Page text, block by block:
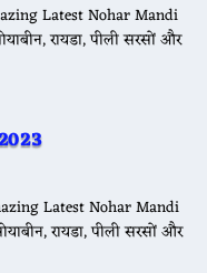
Latest Nohar Mandi
रायडा, पीली सरसों और
Latest Nohar Mandi
रायडा, पीली सरसों और